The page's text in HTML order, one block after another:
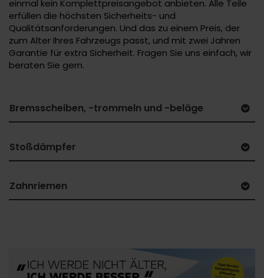
einmal kein Komplettpreisangebot anbieten. Alle Teile
erfüllen die höchsten Sicherheits- und
Qualitätsanforderungen. Und das zu einem Preis, der
zum Alter Ihres Fahrzeugs passt, und mit zwei Jahren
Garantie für extra Sicherheit. Fragen Sie uns einfach, wir
beraten Sie gern.
Bremsscheiben, -trommeln und -beläge
Stoßdämpfer
Zahnriemen